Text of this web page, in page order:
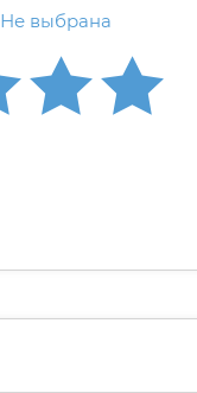
Не выбрана